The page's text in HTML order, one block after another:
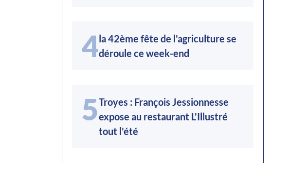
4la 42ème fête de l'agriculture se
déroule ce week-end
5Troyes : François Jessionnesse
expose au restaurant L'Illustré
tout l'été